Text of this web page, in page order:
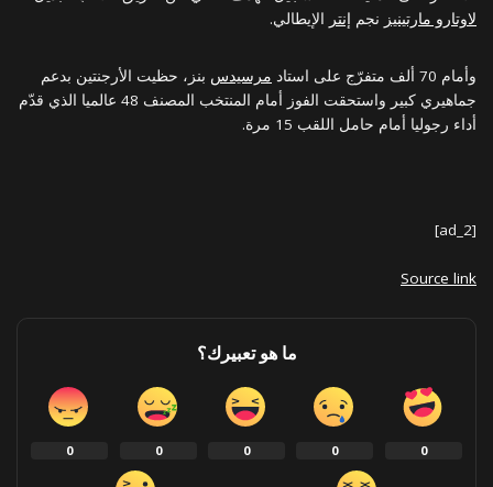
لاوتارو مارتينيز نجم إنتر الإيطالي.
وأمام 70 ألف متفرّج على استاد مرسيدس بنز، حظيت الأرجنتين بدعم
جماهيري كبير واستحقت الفوز أمام المنتخب المصنف 48 عالميا الذي قدّم
أداء رجوليا أمام حامل اللقب 15 مرة.
[ad_2]
Source link
ما هو تعبيرك؟
0
0
0
0
0